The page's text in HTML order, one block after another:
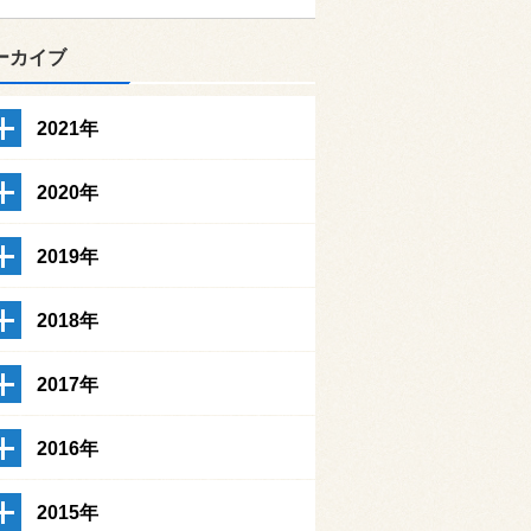
カイブ
2021年
2020年
2019年
2018年
2017年
2016年
2015年